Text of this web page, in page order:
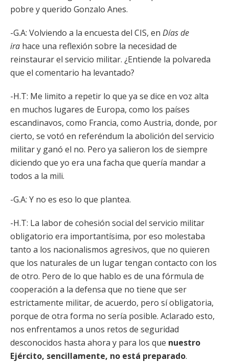
pobre y querido Gonzalo Anes.
-G.A: Volviendo a la encuesta del CIS, en Días de
ira hace una reflexión sobre la necesidad de
reinstaurar el servicio militar. ¿Entiende la polvareda
que el comentario ha levantado?
-H.T: Me limito a repetir lo que ya se dice en voz alta
en muchos lugares de Europa, como los países
escandinavos, como Francia, como Austria, donde, por
cierto, se votó en referéndum la abolición del servicio
militar y ganó el no. Pero ya salieron los de siempre
diciendo que yo era una facha que quería mandar a
todos a la mili.
-G.A: Y no es eso lo que plantea.
-H.T: La labor de cohesión social del servicio militar
obligatorio era importantísima, por eso molestaba
tanto a los nacionalismos agresivos, que no quieren
que los naturales de un lugar tengan contacto con los
de otro. Pero de lo que hablo es de una fórmula de
cooperación a la defensa que no tiene que ser
estrictamente militar, de acuerdo, pero sí obligatoria,
porque de otra forma no sería posible. Aclarado esto,
nos enfrentamos a unos retos de seguridad
desconocidos hasta ahora y para los que nuestro
Ejército, sencillamente, no está preparado.